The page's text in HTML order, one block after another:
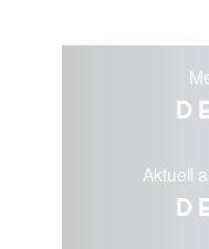
Aktuell